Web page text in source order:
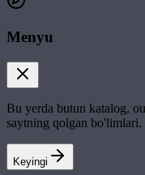
Menyu
Bu yerda butun katalog,
saytning qolgan bo'limlari.
Keyingi